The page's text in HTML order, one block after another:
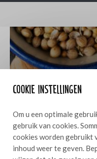
Cookie instellingen
Om u een optimale
gebruik van cookies.
cookies worden gebruikt
inhoud weer te geven.